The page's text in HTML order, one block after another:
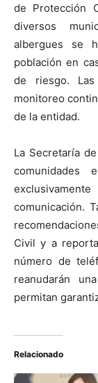
de Protección
diversos
albergues se
población en
de riesgo. Las
monitoreo
de la entidad.
La Secretaría
comunidades
comunicación.
Civil y a
número de
reanudarán
permitan
Relacionado